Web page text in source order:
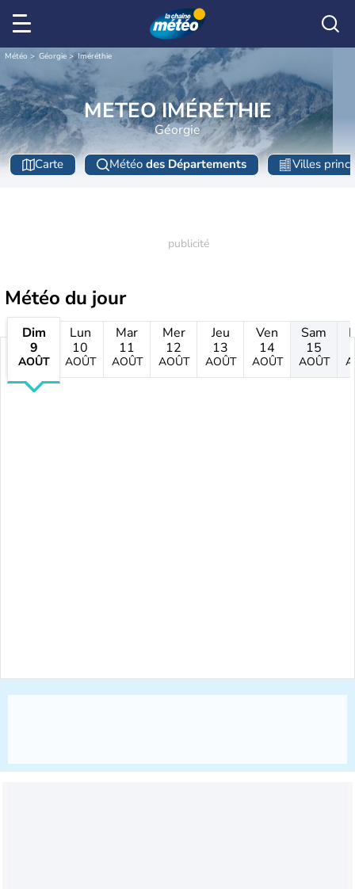
Météo Géorgie Iméréthie
METEO IMÉRÉTHIE
Géorgie
Carte Météo des Départements Villes
Météo du jour
Dim
9
AOÛT
Lun
10
AOÛT
Mar
11
AOÛT
Mer
12
AOÛT
Jeu
13
AOÛT
Ven
14
AOÛT
Sam
15
AOÛT